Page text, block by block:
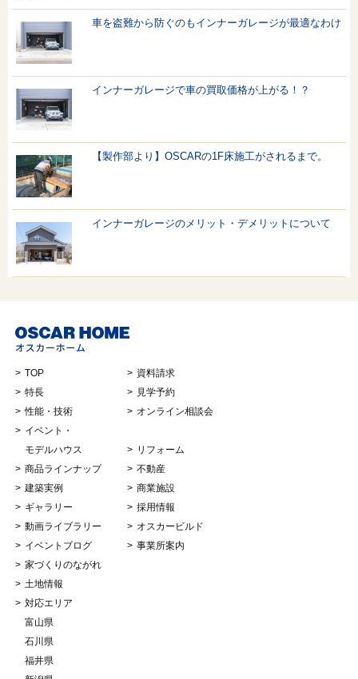
車を盗難から防ぐのもインナーガレージが最適なわけ
インナーガレージで車の買取価格が上がる！？
【製作部より】OSCARの1F床施工がされるまで。
インナーガレージのメリット・デメリットについて
TOP
特長
性能・技術
イベント・
モデルハウス
商品ラインナップ
建築実例
ギャラリー
動画ライブラリー
イベントブログ
家づくりのながれ
土地情報
対応エリア
富山県
石川県
福井県
資料請求
見学予約
オンライン相談会
リフォーム
不動産
商業施設
採用情報
オスカービルド
事業所案内